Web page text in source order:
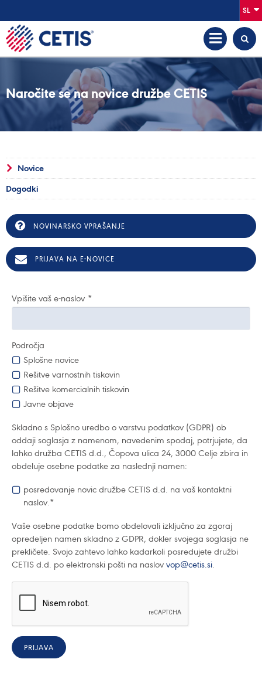
SL
Naročite se na novice družbe CETIS
Novice
Dogodki
NOVINARSKO VPRAŠANJE
PRIJAVA NA E-NOVICE
Vpišite vaš e-naslov *
Področja
Splošne novice
Rešitve varnostnih tiskovin
Rešitve komercialnih tiskovin
Javne objave
Skladno s Splošno uredbo o varstvu podatkov (GDPR) ob
oddaji soglasja z namenom, navedenim spodaj, potrjujete, da
lahko družba CETIS d.d., Čopova ulica 24, 3000 Celje zbira in
obdeluje osebne podatke za naslednji namen:
posredovanje novic družbe CETIS d.d. na vaš kontaktni
naslov.*
Vaše osebne podatke bomo obdelovali izključno za zgoraj
opredeljen namen skladno z GDPR, dokler svojega soglasja ne
prekličete. Svojo zahtevo lahko kadarkoli posredujete družbi
CETIS d.d. po elektronski pošti na naslov vop@cetis.si.
PRIJAVA